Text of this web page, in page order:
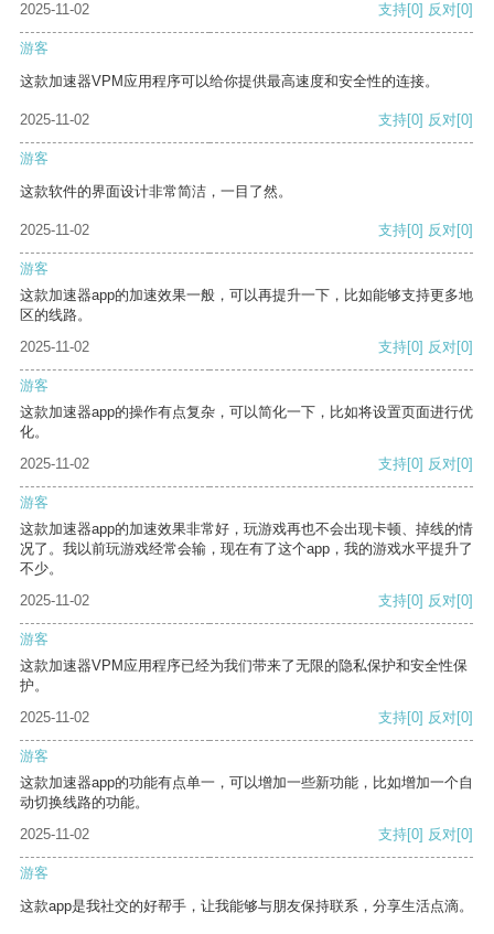
2025-11-02 支持[0] 反对[0]
游客
这款加速器VPM应用程序可以给你提供最高速度和安全性的连接。
2025-11-02 支持[0] 反对[0]
游客
这款软件的界面设计非常简洁，一目了然。
2025-11-02 支持[0] 反对[0]
游客
这款加速器app的加速效果一般，可以再提升一下，比如能够支持更多地
区的线路。
2025-11-02
支持[0] 反对[0]
游客
这款加速器app的操作有点复杂，可以简化一下，比如将设置页面进行优
化。
2025-11-02
支持[0] 反对[0]
游客
这款加速器app的加速效果非常好，玩游戏再也不会出现卡顿、掉线的情
况了。我以前玩游戏经常会输，现在有了这个app，我的游戏水平提升了
不少。
2025-11-02
支持[0] 反对[0]
游客
这款加速器VPM应用程序已经为我们带来了无限的隐私保护和安全性保
护。
2025-11-02
支持[0] 反对[0]
游客
这款加速器app的功能有点单一，可以增加一些新功能，比如增加一个自
动切换线路的功能。
2025-11-02
支持[0] 反对[0]
游客
这款app是我社交的好帮手，让我能够与朋友保持联系，分享生活点滴。